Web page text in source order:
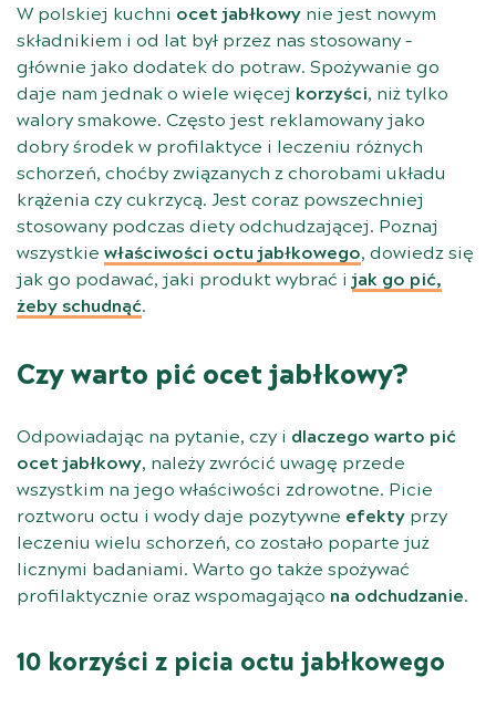
W polskiej kuchni ocet jabłkowy nie jest nowym
składnikiem i od lat był przez nas stosowany –
głównie jako dodatek do potraw. Spożywanie go
daje nam jednak o wiele więcej korzyści, niż tylko
walory smakowe. Często jest reklamowany jako
dobry środek w profilaktyce i leczeniu różnych
schorzeń, choćby związanych z chorobami układu
krążenia czy cukrzycą. Jest coraz powszechniej
stosowany podczas diety odchudzającej. Poznaj
wszystkie właściwości octu jabłkowego, dowiedz się
jak go podawać, jaki produkt wybrać ijak go pić,
żeby schudnąć.
Czy warto pić ocet jabłkowy?
Odpowiadając na pytanie, czy i dlaczego warto pić
ocet jabłkowy, należy zwrócić uwagę przede
wszystkim na jego właściwości zdrowotne. Picie
roztworu octu i wody daje pozytywne efekty przy
leczeniu wielu schorzeń, co zostało poparte już
licznymi badaniami. Warto go także spożywać
profilaktycznie oraz wspomagająco na odchudzanie.
10 korzyści z picia octu jabłkowego